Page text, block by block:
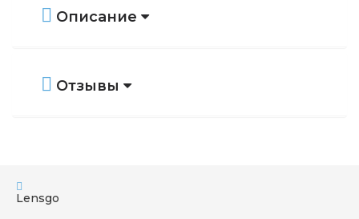
Смазка
Описание
Отзывы
Lensgo